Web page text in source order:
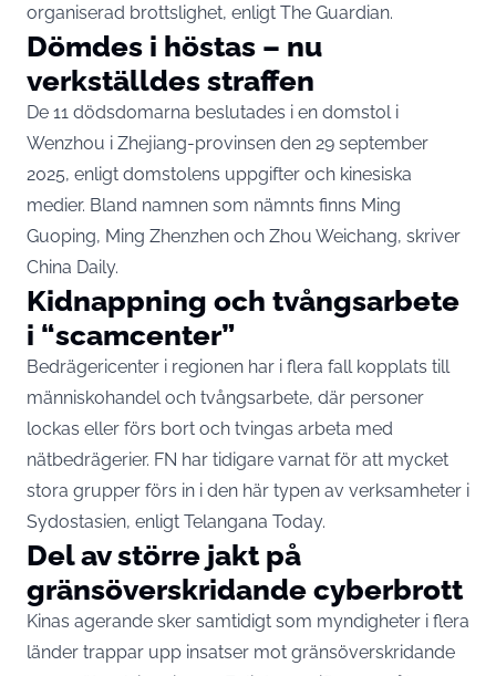
organiserad brottslighet, enligt The Guardian.
Dömdes i höstas – nu
verkställdes straffen
De 11 dödsdomarna beslutades i en domstol i
Wenzhou i Zhejiang-provinsen den 29 september
2025, enligt domstolens uppgifter och kinesiska
medier. Bland namnen som nämnts finns Ming
Guoping, Ming Zhenzhen och Zhou Weichang, skriver
China Daily.
Kidnappning och tvångsarbete
i “scamcenter”
Bedrägericenter i regionen har i flera fall kopplats till
människohandel och tvångsarbete, där personer
lockas eller förs bort och tvingas arbeta med
nätbedrägerier. FN har tidigare varnat för att mycket
stora grupper förs in i den här typen av verksamheter i
Sydostasien, enligt Telangana Today.
Del av större jakt på
gränsöverskridande cyberbrott
Kinas agerande sker samtidigt som myndigheter i flera
länder trappar upp insatser mot gränsöverskridande